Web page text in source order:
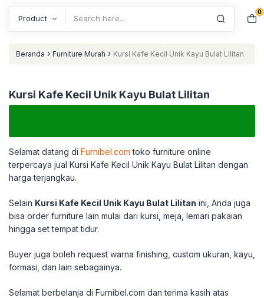
0
Beranda › Furniture Murah › Kursi Kafe Kecil Unik Kayu Bulat Lilitan
Kursi Kafe Kecil Unik Kayu Bulat Lilitan
Selamat datang di Furnibel.com toko furniture online
terpercaya jual Kursi Kafe Kecil Unik Kayu Bulat Lilitan dengan
harga terjangkau.
Selain Kursi Kafe Kecil Unik Kayu Bulat Lilitan ini, Anda juga
bisa order furniture lain mulai dari kursi, meja, lemari pakaian
hingga set tempat tidur.
Buyer juga boleh request warna finishing, custom ukuran, kayu,
formasi, dan lain sebagainya.
Selamat berbelanja di Furnibel.com dan terima kasih atas